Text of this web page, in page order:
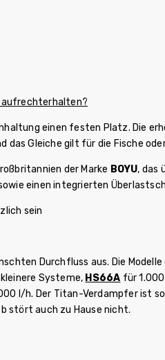
aufrechterhalten?
einen festen Platz. Die
Gleiche gilt für die Fische
der Marke BOYU, das
einen integrierten
sein
Durchfluss aus. Die Modelle
Systeme, HS66A für
l/h. Der Titan-Verdampfer ist
stört auch zu Hause nicht.